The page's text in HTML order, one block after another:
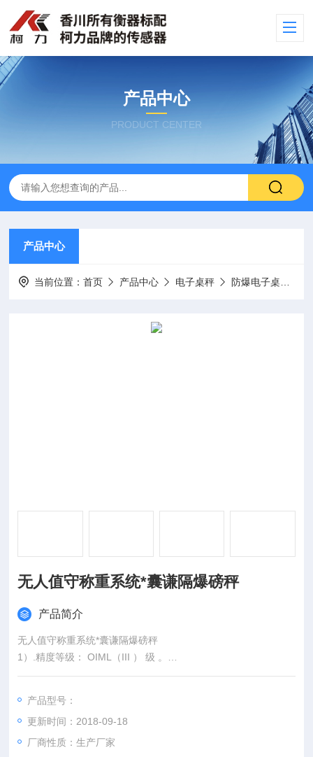
产品中心
PRODUCT CENTER
产品中心
当前位置：首页 产品中心 电子桌秤 防爆电子桌秤
无人值守称重系统*囊谦隔爆磅秤
产品简介
无人值守称重系统*囊谦隔爆磅秤
1）.精度等级： OIML（III ） 级 。
2）.额定称量： 2t
4）.秤台宽度：? 0.8m
5）.秤台长度：? 1.2m
产品型号：
更新时间：2018-09-18
厂商性质：生产厂家